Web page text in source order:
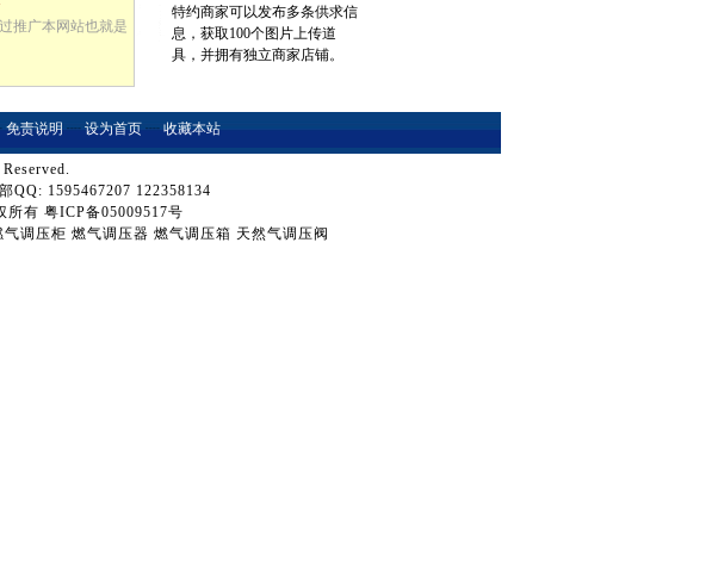
推广本网站也就是
特约商家可以发布多条供求信
息，获取100个图片上传道
具，并拥有独立商家店铺。
免责说明 ┈ 设为首页 ┈ 收藏本站
QQ: 1595467207 122358134
所有 粤ICP备05009517号
气调压柜 燃气调压器 燃气调压箱 天然气调压阀